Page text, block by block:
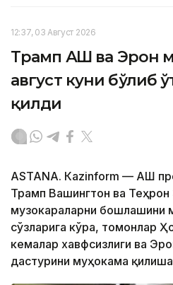
12:37, 03 Август 2026
Трамп АҚШ ва Эрон
август куни бўлиб
қилди
ASTANА. Кazinform — АҚШ
Трамп Вашингтон ва Теҳрон
музокараларни бошлашини
сўзларига кўра, томонлар
кемалар хавфсизлиги ва
дастурини муҳокама